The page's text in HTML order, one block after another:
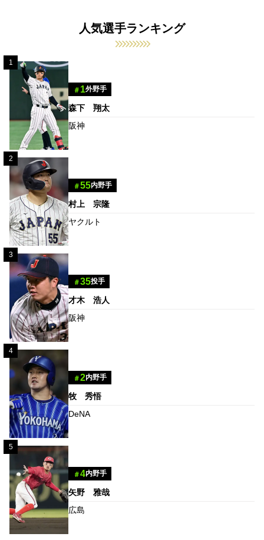
人気選手ランキング
1
＃ 1外野手
森下 翔太
阪神
2
＃55内野手
村上 宗隆
ヤクルト
3
＃35投手
才木 浩人
阪神
4
＃2内野手
牧 秀悟
DeNA
5
＃4内野手
矢野 雅哉
広島